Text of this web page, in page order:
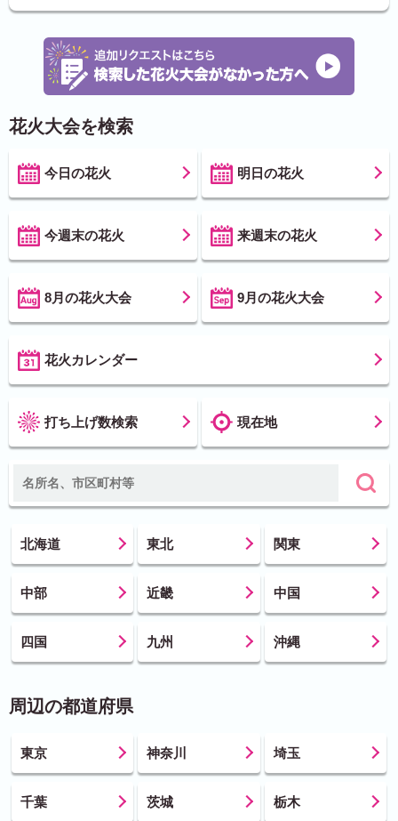
花火大会を検索
今日の花火 明日の花火
今週末の花火 来週末の花火
8月の花火大会 9月の花火大会
花火カレンダー
打ち上げ数検索 現在地
北海道 東北 関東
中部 近畿 中国
四国 九州 沖縄
周辺の都道府県
東京 神奈川 埼玉
千葉 茨城 栃木